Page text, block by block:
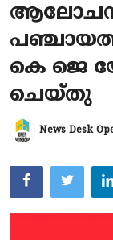
കായികം
TOURISM
വിനോദം
ആരോഗ്യം
Gallery
കെ ജെ
ചെയ്തു
News Desk